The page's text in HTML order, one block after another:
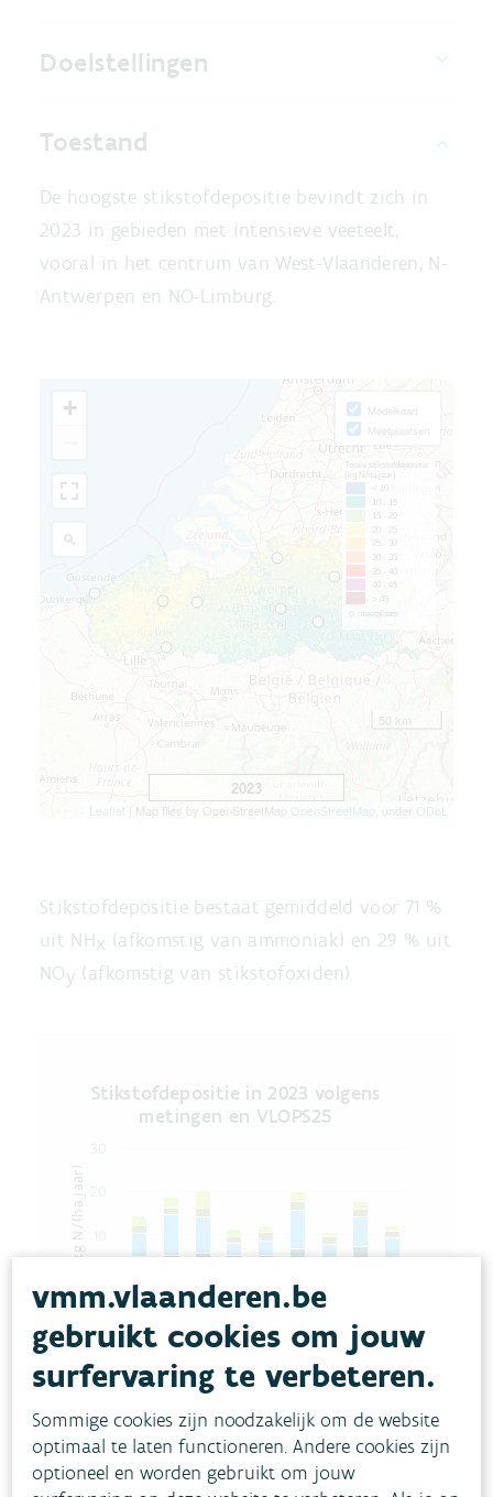
Doelstellingen
Toestand
De hoogste stikstofdepositie bevindt zich in
2023 in gebieden met intensieve veeteelt,
vooral in het centrum van West-Vlaanderen, N-
Antwerpen en NO-Limburg.
Stikstofdepositie bestaat gemiddeld voor 71 %
uit NHx (afkomstig van ammoniak) en 29 % uit
NOy (afkomstig van stikstofoxiden).
Stikstofdepositie in 2023 volgens metingen en
Bar chart with 4 data series.
The chart has 1 X axis displaying categories.
kg N/(ha.jaar)
Stikstofdepositie in 2023 volgens
metingen en VLOPS25
Droge depositie NOᵧ
Natte depositie NOᵧ
Droge depositie NHₓ
Natte depositie NHₓ
BonheidenGent
KapellenKoksijde
MaasmechelenRetie
Tielt-WingeWingene
Zwevegem
vmm.vlaanderen.be
gebruikt cookies om jouw
surfervaring te verbeteren.
Sommige cookies zijn noodzakelijk om de website
optimaal te laten functioneren. Andere cookies zijn
optioneel en worden gebruikt om jouw